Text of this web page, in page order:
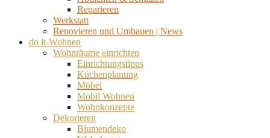
Reparieren
Werkstatt
Renovieren und Umbauen | News
do it-Wohnen
Wohnräume einrichten
Einrichtungstipps
Küchenplanung
Möbel
Mobil Wohnen
Wohnkonzepte
Dekorieren
Blumendeko